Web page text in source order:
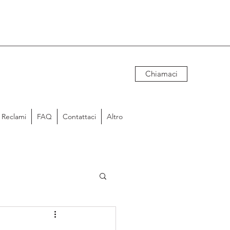
Chiamaci
Reclami FAQ Contattaci Altro